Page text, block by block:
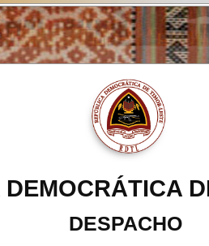
DESPACHO